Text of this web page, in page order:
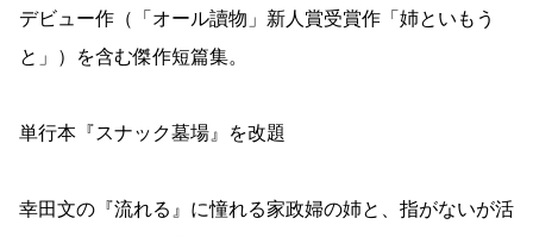
デビュー作（「オール讀物」新人賞受賞作「姉といもう
と」）を含む傑作短篇集。
単行本『スナック墓場』を改題
幸田文の『流れる』に憧れる家政婦の姉と、指がないが活